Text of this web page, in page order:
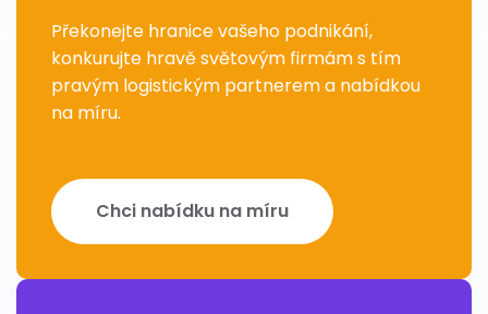
Překonejte hranice vašeho podnikání,
konkurujte hravě světovým firmám s tím
pravým logistickým partnerem a nabídkou
na míru.
Chci nabídku na míru